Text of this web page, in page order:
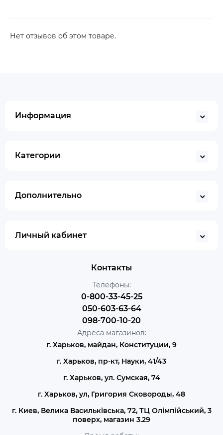
Нет отзывов об этом товаре.
Информация
Категории
Дополнительно
Личный кабинет
Контакты
Телефоны:
0-800-33-45-25
050-603-63-64
098-700-10-20
Адреса магазинов:
г. Харьков, майдан, Конституции, 9
г. Харьков, пр-кт, Науки, 41/43
г. Харьков, ул. Сумская, 74
г. Харьков, ул, Григория Сковороды, 48
г. Киев, Велика Васильківська, 72, ТЦ Олімпійський, 3
поверх, магазин 3.29